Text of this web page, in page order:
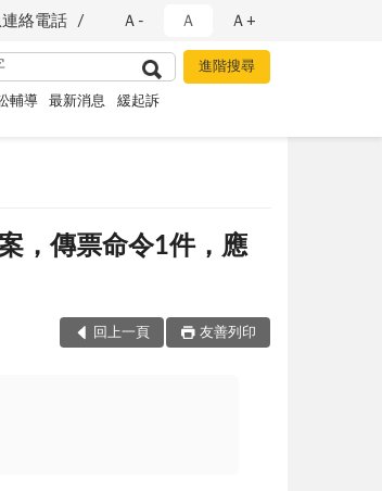
絡電話 Ａ- Ａ Ａ+
輔導 最新消息 緩起訴
，傳票命令1件，應
回上一頁 友善列印